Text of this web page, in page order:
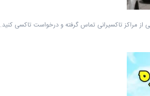
مراکز تاکسیرانی تماس گرفته و درخواست تاکسی کنید.